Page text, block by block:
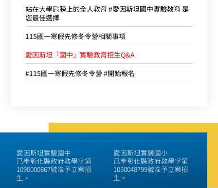
站在大學肩膀上的全人教育 #愛因斯坦國中實驗教育 是
您最佳選擇
115國一寒假先修冬令營相關事項
愛因斯坦「國中」實驗教育招生Q&A
#115國一寒假先修冬令營 #開始報名
愛因斯坦實驗國中
已奉彰化縣政府教學字第
1090000867號准予立案招
生。
愛因斯坦實驗國小
已奉彰化縣政府教學字第
1050048799號准予立案招
生。